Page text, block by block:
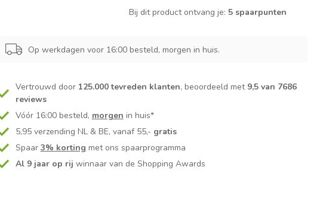
Bij dit product ontvang je: 5 spaarpunten
Op werkdagen voor 16:00 besteld, morgen in huis.
Vertrouwd door 125.000 tevreden klanten, beoordeeld met 9,5 van 7686
reviews
Vóór 16:00 besteld, morgen in huis*
5,95 verzending NL & BE, vanaf 55,- gratis
Spaar 3% korting met ons spaarprogramma
Al 9 jaar op rij winnaar van de Shopping Awards